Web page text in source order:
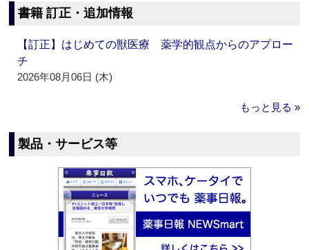
書籍 訂正・追加情報
【訂正】はじめての獣医療 薬学的観点からのアプロー
チ
2026年08月06日 (木)
もっと見る »
製品・サービス等